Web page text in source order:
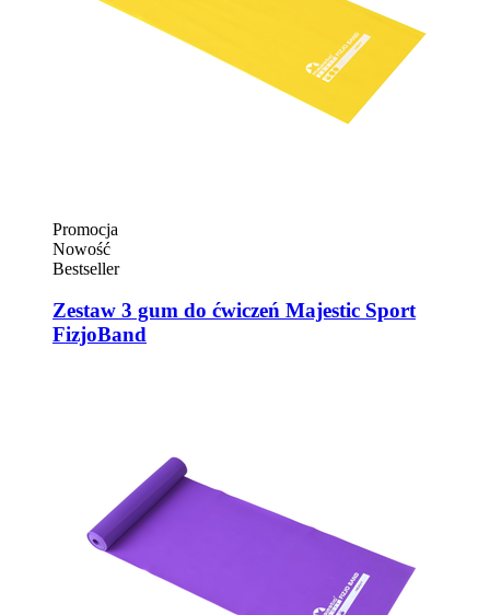
Promocja
Nowość
Bestseller
Zestaw 3 gum do ćwiczeń Majestic Sport
FizjoBand